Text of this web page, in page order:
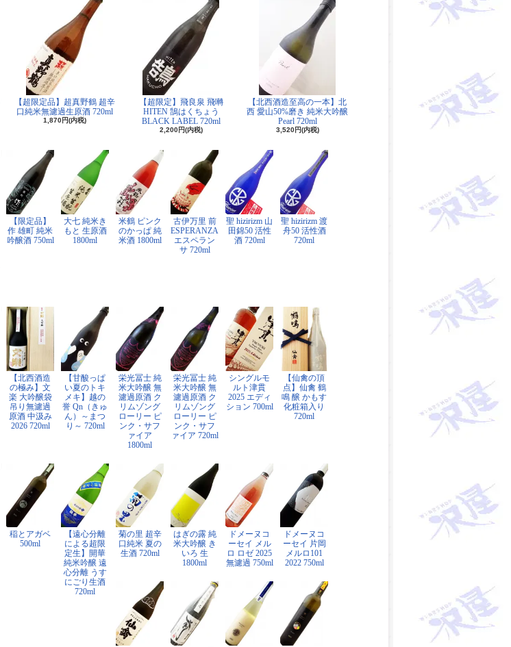
【超限定品】超真野鶴 超辛
口純米無濾過生原酒 720ml
1,870円(内税)
【超限定】飛良泉 飛囀
HITEN 鵠はくちょう
BLACK LABEL 720ml
2,200円(内税)
【北西酒造至高の一本】北
西 愛山50%磨き 純米大吟醸
Pearl 720ml
3,520円(内税)
【限定品】
作 雄町 純米
吟醸酒 750ml
大七 純米き
もと 生原酒
1800ml
米鶴 ピンク
のかっぱ 純
米酒 1800ml
古伊万里 前
ESPERANZA
エスペラン
サ 720ml
聖 hizirizm 山
田錦50 活性
酒 720ml
聖 hizirizm 渡
舟50 活性酒
720ml
【北西酒造
の極み】文
楽 大吟醸袋
吊り無濾過
原酒 中汲み
2026 720ml
【甘酸っぱ
い夏のトキ
メキ】越の
誉 Qn（きゅ
ん）～まつ
り～ 720ml
栄光冨士 純
米大吟醸 無
濾過原酒 ク
リムゾング
ローリー ピ
ンク・サフ
ァイア
1800ml
栄光冨士 純
米大吟醸 無
濾過原酒 ク
リムゾング
ローリー ピ
ンク・サフ
ァイア 720ml
シングルモ
ルト津貫
2025 エディ
ション 700ml
【仙禽の頂
点】仙禽 鶴
鳴 醸 かもす
化粧箱入り
720ml
稲とアガベ
500ml
【遠心分離
による超限
定生】開華
純米吟醸 遠
心分離 うす
にごり生酒
720ml
菊の里 超辛
口純米 夏の
生酒 720ml
はぎの露 純
米大吟醸 き
いろ 生
1800ml
ドメーヌコ
ーセイ メル
ロ ロゼ 2025
無濾過 750ml
ドメーヌコ
ーセイ 片岡
メルロ101
2022 750ml